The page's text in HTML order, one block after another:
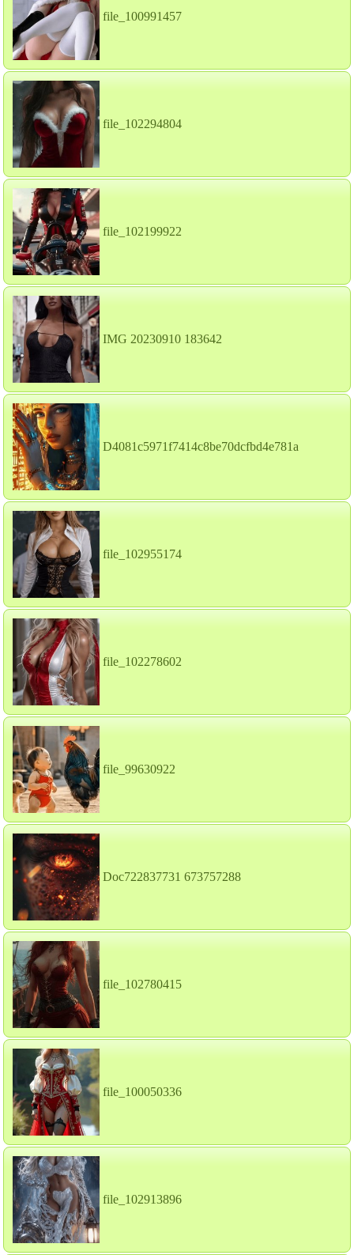
file_100991457
file_102294804
file_102199922
IMG 20230910 183642
D4081c5971f7414c8be70dcfbd4e781a
file_102955174
file_102278602
file_99630922
Doc722837731 673757288
file_102780415
file_100050336
file_102913896